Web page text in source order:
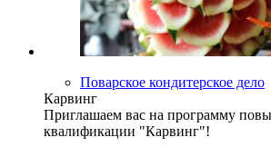
Поварское кондитерское дело
Карвинг
Приглашаем вас на программу
квалификации "Карвинг"!